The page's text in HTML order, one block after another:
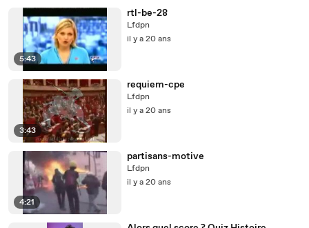
5:43
rtl-be-28
Lfdpn
il y a 20 ans
3:43
requiem-cpe
Lfdpn
il y a 20 ans
4:21
partisans-motive
Lfdpn
il y a 20 ans